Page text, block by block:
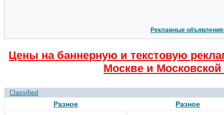
Рекламные
Цены на баннерную и текстовую
Москве и Московской
Classified
Разное Разное